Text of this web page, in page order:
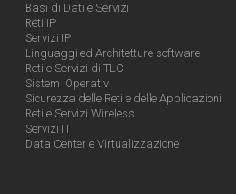
Basi di Dati e Servizi
Reti IP
Servizi IP
Linguaggi ed Architetture software
Reti e Servizi di TLC
Sistemi Operativi
Sicurezza delle Reti e delle Applicazioni
Reti e Servizi Wireless
Servizi IT
Data Center e Virtualizzazione